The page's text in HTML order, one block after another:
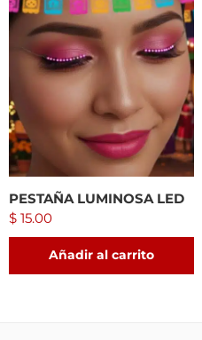
PESTAÑA LUMINOSA LED
$ 15.00
Añadir al carrito